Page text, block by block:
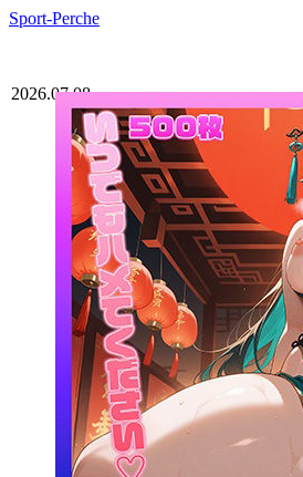
Sport-Perche
2026.07.08